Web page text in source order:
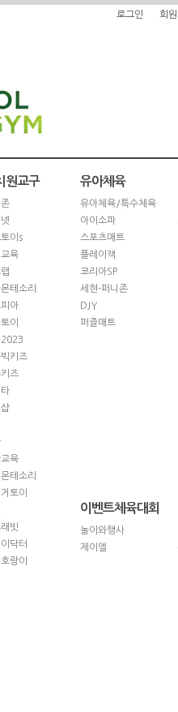
로그인 회
원교구
이s
육
테소리
아
이
2023
키즈
즈
육
테소리
토이
빗
닥터
랑이
유아체육
유아체육/특수체육
아이소파
스포츠매트
플레이잭
코리아SP
세현-퍼니존
DJY
퍼즐매트
이벤트체육대회
놀이와행사
제이엘